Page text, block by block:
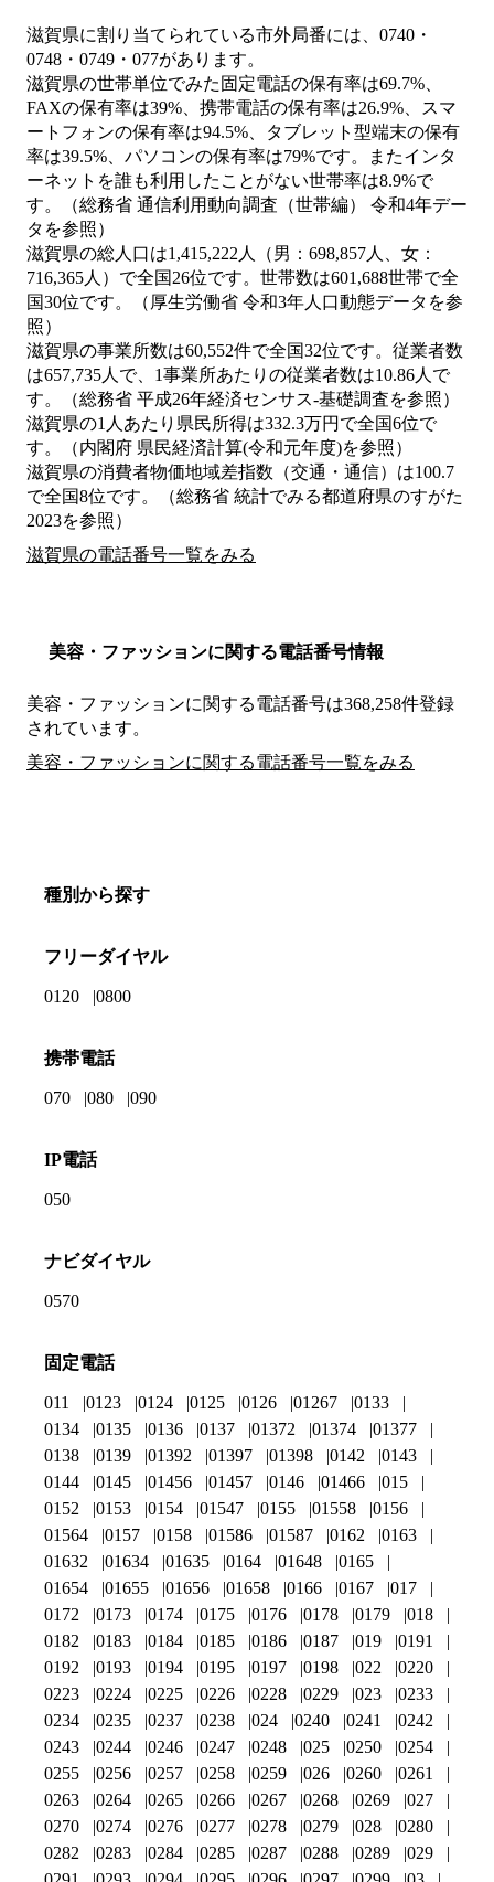
滋賀県に割り当てられている市外局番には、0740・
0748・0749・077があります。
滋賀県の世帯単位でみた固定電話の保有率は69.7%、
FAXの保有率は39%、携帯電話の保有率は26.9%、スマ
ートフォンの保有率は94.5%、タブレット型端末の保有
率は39.5%、パソコンの保有率は79%です。またインタ
ーネットを誰も利用したことがない世帯率は8.9%で
す。（総務省 通信利用動向調査（世帯編） 令和4年デー
タを参照）
滋賀県の総人口は1,415,222人（男：698,857人、女：
716,365人）で全国26位です。世帯数は601,688世帯で全
国30位です。（厚生労働省 令和3年人口動態データを参
照）
滋賀県の事業所数は60,552件で全国32位です。従業者数
は657,735人で、1事業所あたりの従業者数は10.86人で
す。（総務省 平成26年経済センサス‐基礎調査を参照）
滋賀県の1人あたり県民所得は332.3万円で全国6位で
す。（内閣府 県民経済計算(令和元年度)を参照）
滋賀県の消費者物価地域差指数（交通・通信）は100.7
で全国8位です。（総務省 統計でみる都道府県のすがた
2023を参照）
滋賀県の電話番号一覧をみる
美容・ファッションに関する電話番号情報
美容・ファッションに関する電話番号は368,258件登録
されています。
美容・ファッションに関する電話番号一覧をみる
種別から探す
フリーダイヤル
0120 0800
携帯電話
070 080 090
IP電話
050
ナビダイヤル
0570
固定電話
011 0123 0124 0125 0126 01267
0133
0134
0135 0136 0137 01372 01374
01377
0138
0139 01392 01397 01398 0142
0143
0144
0145 01456 01457 0146 01466
015
0152
0153 0154 01547 0155 01558
0156
01564
0157 0158 01586 01587 0162
0163
01632
01634 01635 0164 01648
0165
01654
01655 01656 01658 0166 0167
017
0172
0173 0174 0175 0176 0178 0179
018
0182
0183 0184 0185 0186 0187 019
0191
0192
0193 0194 0195 0197 0198 022
0220
0223
0224 0225 0226 0228 0229 023
0233
0234
0235 0237 0238 024 0240 0241
0242
0243
0244 0246 0247 0248 025 0250
0254
0255
0256 0257 0258 0259 026 0260
0261
0263
0264 0265 0266 0267 0268 0269
027
0270
0274 0276 0277 0278 0279 028
0280
0282
0283 0284 0285 0287 0288 0289
029